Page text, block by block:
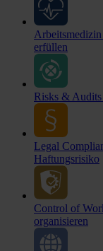
Arbeitsmedizin
erfüllen
Risks & Audits
Legal
Haftungsrisiko
Control of
organisieren